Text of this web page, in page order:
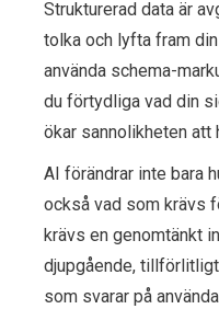
Strukturerad data är
tolka och lyfta fram
använda schema-
du förtydliga vad din
ökar sannolikheten att
AI förändrar inte bara
också vad som krävs
krävs en genomtänkt
djupgående,
som svarar på